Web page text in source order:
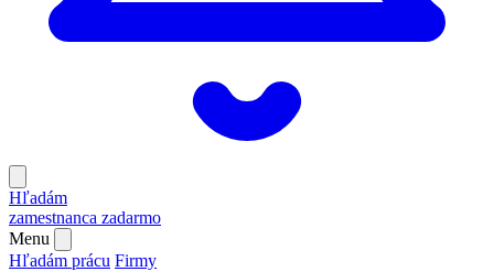
Hľadám
zamestnanca zadarmo
Menu
Hľadám prácu Firmy